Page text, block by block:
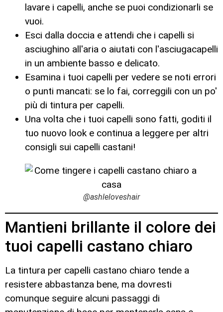
lavare i capelli, anche se puoi condizionarli se
vuoi.
Esci dalla doccia e attendi che i capelli si
asciughino all'aria o aiutati con l'asciugacapelli
in un ambiente basso e delicato.
Esamina i tuoi capelli per vedere se noti errori
o punti mancati: se lo fai, correggili con un po'
più di tintura per capelli.
Una volta che i tuoi capelli sono fatti, goditi il
tuo nuovo look e continua a leggere per altri
consigli sui capelli castani!
@ashleloveshair
Mantieni brillante il colore dei
tuoi capelli castano chiaro
La tintura per capelli castano chiaro tende a
resistere abbastanza bene, ma dovresti
comunque seguire alcuni passaggi di